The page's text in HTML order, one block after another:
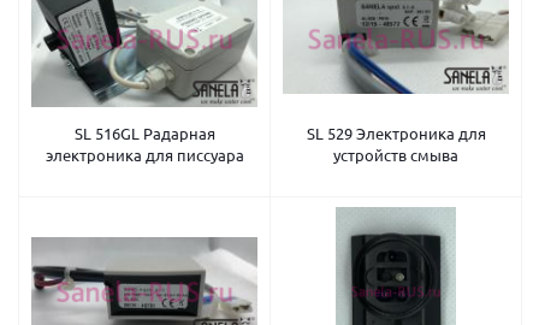
SL 516GL Радарная
электроника для писсуара
SL 529 Электроника для
устройств смыва